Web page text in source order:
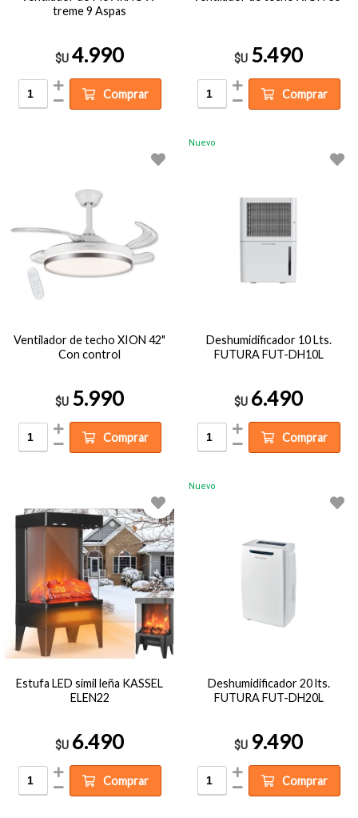
treme 9 Aspas
$U 4.990
Comprar
$U 5.490
Comprar
Ventilador de techo XION 42"
Con control
$U 5.990
Comprar
Nuevo
Deshumidificador 10 Lts.
FUTURA FUT-DH10L
$U 6.490
Comprar
Estufa LED simil leña KASSEL
ELEN22
$U 6.490
Comprar
Nuevo
Deshumidificador 20 lts.
FUTURA FUT-DH20L
$U 9.490
Comprar